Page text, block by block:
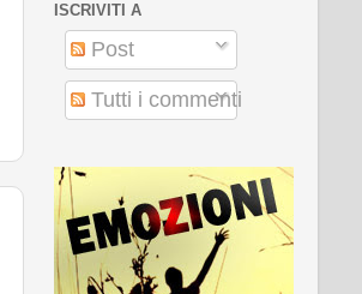
ISCRIVITI A
Post
Tutti i commenti